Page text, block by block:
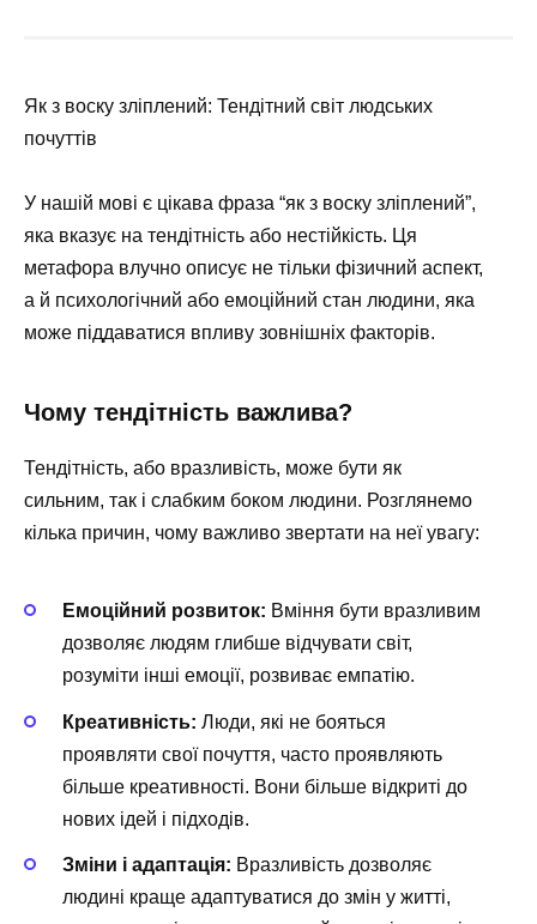
Як з воску зліплений: Тендітний світ людських
почуттів
У нашій мові є цікава фраза “як з воску зліплений”,
яка вказує на тендітність або нестійкість. Ця
метафора влучно описує не тільки фізичний аспект,
а й психологічний або емоційний стан людини, яка
може піддаватися впливу зовнішніх факторів.
Чому тендітність важлива?
Тендітність, або вразливість, може бути як
сильним, так і слабким боком людини. Розглянемо
кілька причин, чому важливо звертати на неї увагу:
Емоційний розвиток: Вміння бути вразливим
дозволяє людям глибше відчувати світ,
розуміти інші емоції, розвиває емпатію.
Креативність: Люди, які не бояться
проявляти свої почуття, часто проявляють
більше креативності. Вони більше відкриті до
нових ідей і підходів.
Зміни і адаптація: Вразливість дозволяє
людині краще адаптуватися до змін у житті,